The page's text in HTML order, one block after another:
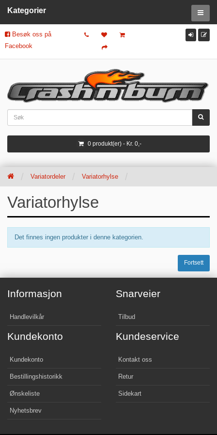
Besøk oss på
Facebook
0 produkt(er) - Kr. 0,-
Kategorier
Variatordeler Variatorhylse
Variatorhylse
Det finnes ingen produkter i denne kategorien.
Fortsett
Informasjon
Handlevilkår
Snarveier
Tilbud
Kundekonto
Kundekonto
Bestillingshistorikk
Ønskeliste
Nyhetsbrev
Kundeservice
Kontakt oss
Retur
Sidekart